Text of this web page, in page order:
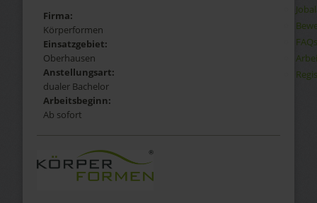
FAQs
Firma:
Körperformen
Einsatzgebiet:
Oberhausen
Anstellungsart:
dualer Bachelor
Arbeitsbeginn:
Ab sofort